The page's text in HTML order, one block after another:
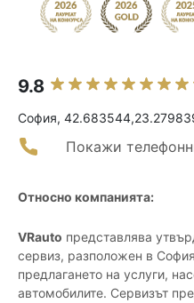
9.8
София,
Покажи
Относно компанията:
VRauto представлява
сервиз, разположен в
предлагането на услуги,
автомобилите. Сервизът